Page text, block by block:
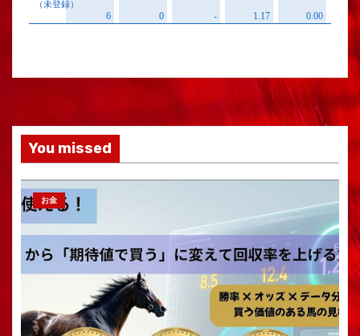
You missed
お金